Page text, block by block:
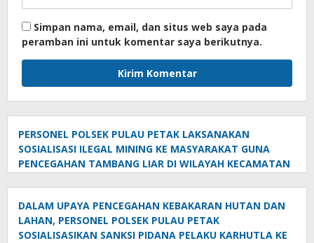
Simpan nama, email, dan situs web saya pada
peramban ini untuk komentar saya berikutnya.
PERSONEL POLSEK PULAU PETAK LAKSANAKAN
SOSIALISASI ILEGAL MINING KE MASYARAKAT GUNA
PENCEGAHAN TAMBANG LIAR DI WILAYAH KECAMATAN
DALAM UPAYA PENCEGAHAN KEBAKARAN HUTAN DAN
LAHAN, PERSONEL POLSEK PULAU PETAK
SOSIALISASIKAN SANKSI PIDANA PELAKU KARHUTLA KE